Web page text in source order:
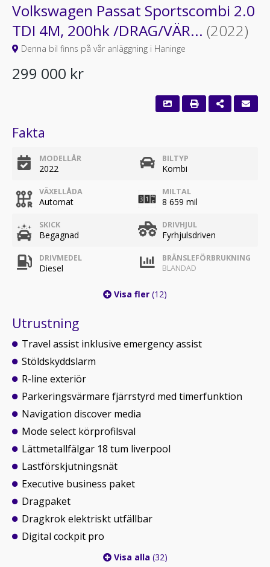
Volkswagen Passat Sportscombi 2.0
TDI 4M, 200hk /DRAG/VÄR... (2022)
Denna bil finns på vår anläggning i Haninge
299 000 kr
Fakta
MODELLÅR
2022
BILTYP
Kombi
VÄXELLÅDA
Automat
MILTAL
8 659 mil
SKICK
Begagnad
DRIVHJUL
Fyrhjulsdriven
DRIVMEDEL
Diesel
BRÄNSLEFÖRBRUKNING
BLANDAD
Visa fler (12)
Utrustning
Travel assist inklusive emergency assist
Stöldskyddslarm
R-line exteriör
Parkeringsvärmare fjärrstyrd med timerfunktion
Navigation discover media
Mode select körprofilsval
Lättmetallfälgar 18 tum liverpool
Lastförskjutningsnät
Executive business paket
Dragpaket
Dragkrok elektriskt utfällbar
Digital cockpit pro
Visa alla (32)